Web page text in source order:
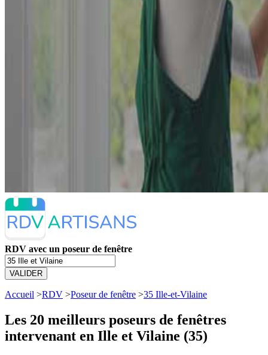
RDV avec un poseur de fenêtre
VALIDER
Accueil >RDV >Poseur de fenêtre >35 Ille-et-Vilaine
Les 20 meilleurs poseurs de fenêtres
intervenant en Ille et Vilaine (35)